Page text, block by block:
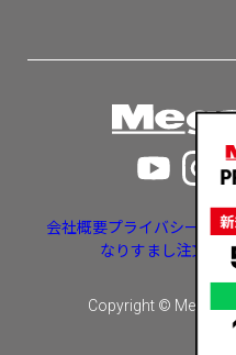
会社概要プライバシーポリ
なりすまし注文・
Copyright ©